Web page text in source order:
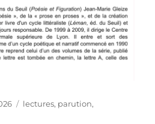
Catégories
lectures, parution,